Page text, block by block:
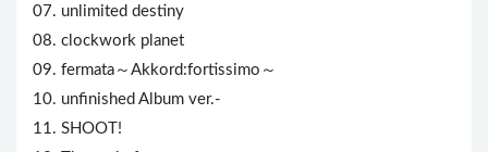
07. unlimited destiny
08. clockwork planet
09. fermata～Akkord:fortissimo～
10. unfinished Album ver.-
11. SHOOT!